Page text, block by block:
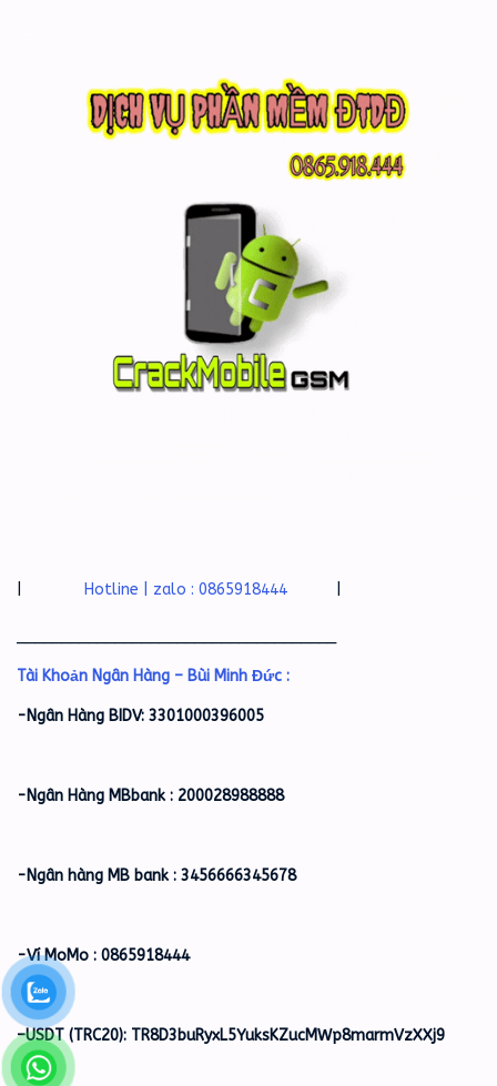
Hotline | zalo : 0865918444
Tài Khoản Ngân Hàng – Bùi Minh Đức :
-Ngân Hàng BIDV: 3301000396005
-Ngân Hàng MBbank : 200028988888
-Ngân hàng MB bank : 3456666345678
-Ví MoMo : 0865918444
–USDT (TRC20): TR8D3buRyxL5YuksKZucMWp8marmVzXXj9